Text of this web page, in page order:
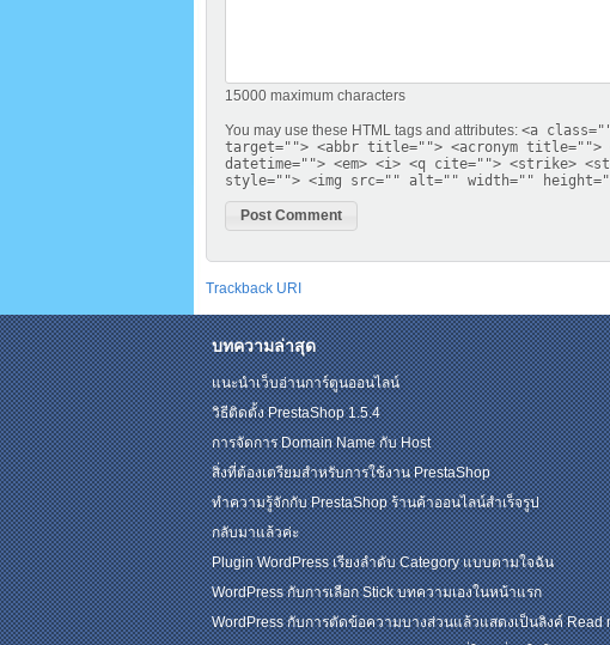
15000 maximum characters
You may use these HTML tags and attributes: <a
target=""> <abbr title=""> <acronym title="">
datetime=""> <em> <i> <q cite=""> <strike>
style=""> <img src="" alt="" width=""
Trackback URI
บทความล่าสุด
แนะนำเว็บอ่านการ์ตูนออนไลน์
วิธีติดตั้ง PrestaShop 1.5.4
การจัดการ Domain Name กับ Host
สิ่งที่ต้องเตรียมสำหรับการใช้งาน PrestaShop
ทำความรู้จักกับ PrestaShop ร้านค้าออนไลน์สำเร็จรูป
กลับมาแล้วค่ะ
Plugin WordPress เรียงลำดับ Category แบบตามใจฉัน
WordPress กับการเลือก Stick บทความเองในหน้าแรก
WordPress กับการตัดข้อความบางส่วนแล้วแสดงเป็นลิงค์ Read